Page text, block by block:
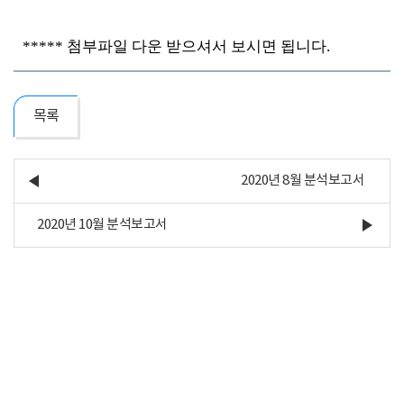
***** 첨부파일 다운 받으셔서 보시면 됩니다.
목록
2020년 8월 분석보고서
2020년 10월 분석보고서